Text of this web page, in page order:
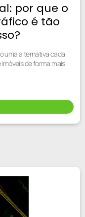
por que o
é tão
uma alternativa cada
de forma mais